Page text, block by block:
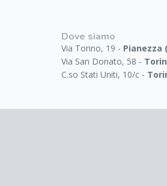
Dove siamo
Via Torino, 19 - Pianezza
Via San Donato, 58 -
C.so Stati Uniti, 10/c -